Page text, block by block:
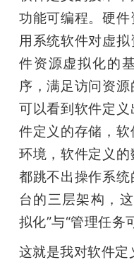
功能可编程。硬
用系统软件对虚
件资源虚拟化的
序，满足访问资
可以看到软件定
件定义的存储，
环境，软件定义
都跳不出操作系
台的三层架构，
拟化”与“管理任务
这就是我对软件定